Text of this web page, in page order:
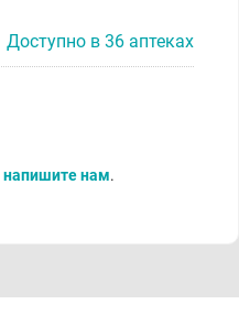
Доступно в 36 аптеках
напишите нам.